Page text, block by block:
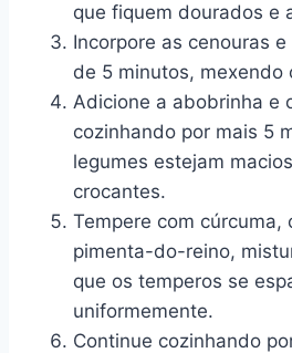
que fiquem dourados e
Incorpore as cenouras
de 5 minutos, mexendo
Adicione a abobrinha e
cozinhando por mais 5
legumes estejam
crocantes.
Tempere com cúrcuma,
pimenta-do-reino,
que os temperos se
uniformemente.
Continue cozinhando